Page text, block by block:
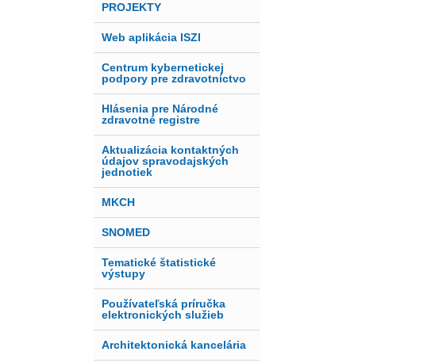
PROJEKTY
Web aplikácia ISZI
Centrum kybernetickej
podpory pre zdravotníctvo
Hlásenia pre Národné
zdravotné registre
Aktualizácia kontaktných
údajov spravodajských
jednotiek
MKCH
SNOMED
Tematické štatistické
výstupy
Používateľská príručka
elektronických služieb
Architektonická kancelária